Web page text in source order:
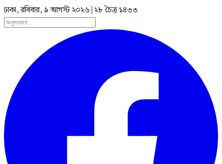
ঢাকা, রবিবার, ৯ আগস্ট ২০২৬ | ২৮ চৈত্র ১৪৩৩